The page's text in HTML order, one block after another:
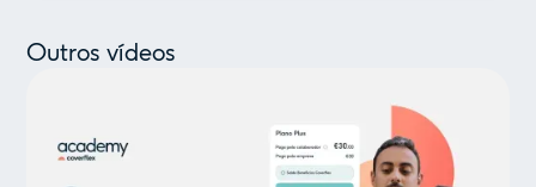
Outros vídeos